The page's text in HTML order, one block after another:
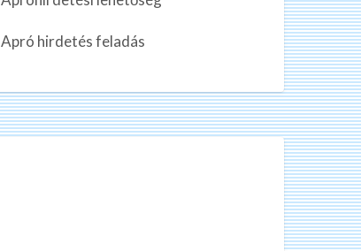
Apró hirdetés feladás